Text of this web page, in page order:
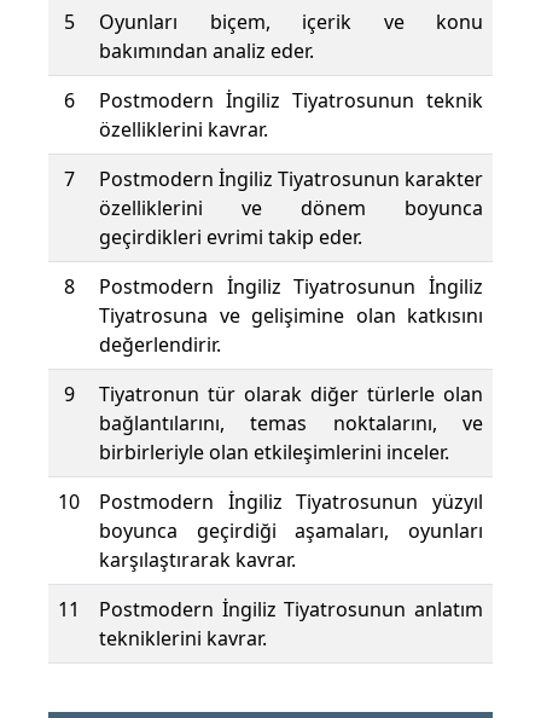
5
Oyunları biçem, içerik ve konu
bakımından analiz eder.
6
Postmodern İngiliz Tiyatrosunun teknik
özelliklerini kavrar.
7
Postmodern İngiliz Tiyatrosunun karakter
özelliklerini ve dönem boyunca
geçirdikleri evrimi takip eder.
8
Postmodern İngiliz Tiyatrosunun İngiliz
Tiyatrosuna ve gelişimine olan katkısını
değerlendirir.
9
Tiyatronun tür olarak diğer türlerle olan
bağlantılarını, temas noktalarını, ve
birbirleriyle olan etkileşimlerini inceler.
10
Postmodern İngiliz Tiyatrosunun yüzyıl
boyunca geçirdiği aşamaları, oyunları
karşılaştırarak kavrar.
11
Postmodern İngiliz Tiyatrosunun anlatım
tekniklerini kavrar.